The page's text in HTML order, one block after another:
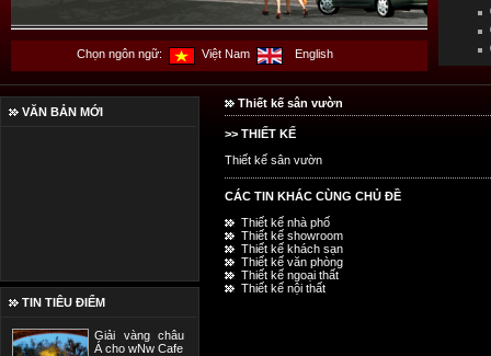
Chọn ngôn ngữ: Việt Nam English
VĂN BẢN MỚI
TIN TIÊU ĐIỂM
Giải vàng châu
Á cho wNw Cafe
Thiết kế sân vườn
>> THIẾT KẾ
Thiết kế sân vườn
CÁC TIN KHÁC CÙNG CHỦ ĐỀ
Thiết kế nhà phố
Thiết kế showroom
Thiết kế khách sạn
Thiết kế văn phòng
Thiết kế ngoại thất
Thiết kế nội thất